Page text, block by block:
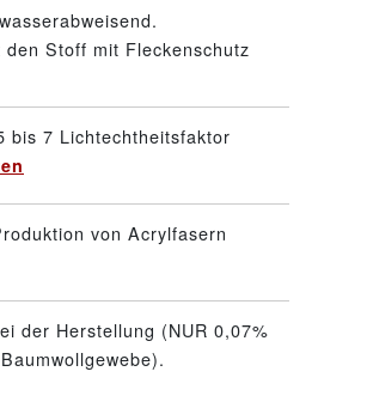
Stoff mit Fleckenschutz
bis 7 Lichtechtheitsfaktor
von Acrylfasern
der Herstellung (NUR 0,07%